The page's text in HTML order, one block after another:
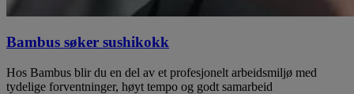
Bambus søker sushikokk
Hos Bambus blir du en del av et profesjonelt arbeidsmiljø med
tydelige forventninger, høyt tempo og godt samarbeid